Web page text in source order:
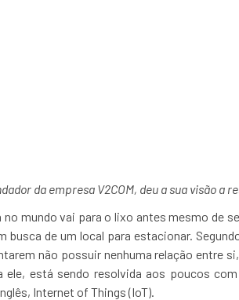
da empresa V2COM, deu a sua visão a
mundo vai para o lixo antes mesmo de
de um local para estacionar.
não possuir nenhuma relação entre
ele, está sendo resolvida aos poucos
Internet of Things (IoT).